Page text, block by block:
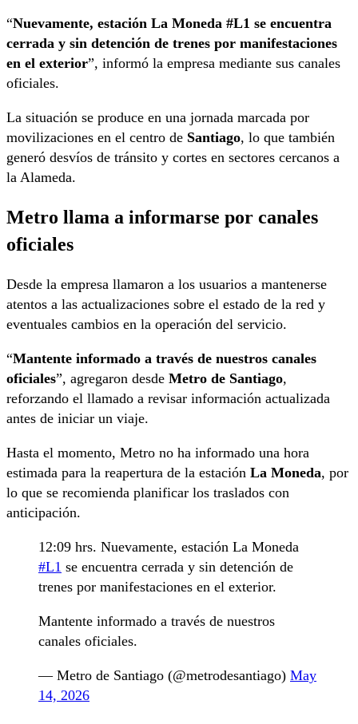
“Nuevamente, estación La Moneda #L1 se encuentra
cerrada y sin detención de trenes por manifestaciones
en el exterior”, informó la empresa mediante sus canales
oficiales.
La situación se produce en una jornada marcada por
movilizaciones en el centro de Santiago, lo que también
generó desvíos de tránsito y cortes en sectores cercanos a
la Alameda.
Metro llama a informarse por canales
oficiales
Desde la empresa llamaron a los usuarios a mantenerse
atentos a las actualizaciones sobre el estado de la red y
eventuales cambios en la operación del servicio.
“Mantente informado a través de nuestros canales
oficiales”, agregaron desde Metro de Santiago,
reforzando el llamado a revisar información actualizada
antes de iniciar un viaje.
Hasta el momento, Metro no ha informado una hora
estimada para la reapertura de la estación La Moneda, por
lo que se recomienda planificar los traslados con
anticipación.
12:09 hrs. Nuevamente, estación La Moneda
#L1 se encuentra cerrada y sin detención de
trenes por manifestaciones en el exterior.
Mantente informado a través de nuestros
canales oficiales.
— Metro de Santiago (@metrodesantiago) May
14, 2026